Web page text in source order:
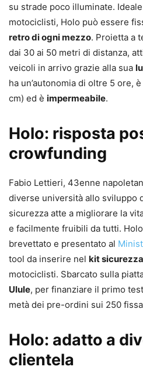
su strade poco illuminate.
motociclisti, Holo può essere
retro di ogni mezzo. Proietta a
dai 30 ai 50 metri di distanza,
veicoli in arrivo grazie alla sua
ha un’autonomia di oltre 5 ore,
cm) ed è impermeabile.
Holo: risposta
crowfunding
Fabio Lettieri, 43enne
diverse università allo sviluppo
sicurezza atte a migliorare la
e facilmente fruibili da tutti.
brevettato e presentato al
tool da inserire nel kit sicurezza
motociclisti. Sbarcato sulla
Ulule, per finanziare il primo
metà dei pre-ordini sui 250
Holo: adatto a
clientela